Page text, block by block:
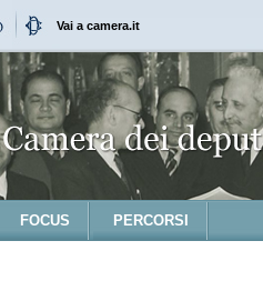
Vai a camera.it
FOCUS PERCORSI